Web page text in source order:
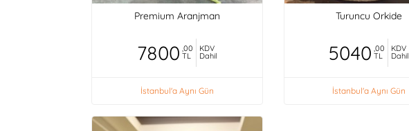
Premium Aranjman
7800 ,00
TL
KDV
Dahil
İstanbul'a Aynı Gün
Turuncu Orkide
5040 ,00
TL
KDV
Dahil
İstanbul'a Aynı Gün